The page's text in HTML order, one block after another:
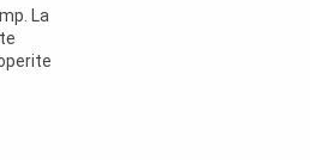
La